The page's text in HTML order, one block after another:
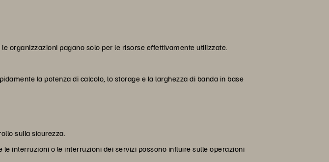
organizzazioni pagano solo per le risorse effettivamente utilizzate.
la potenza di calcolo, lo storage e la larghezza di banda in base
sulla sicurezza.
interruzioni o le interruzioni dei servizi possono influire sulle operazioni